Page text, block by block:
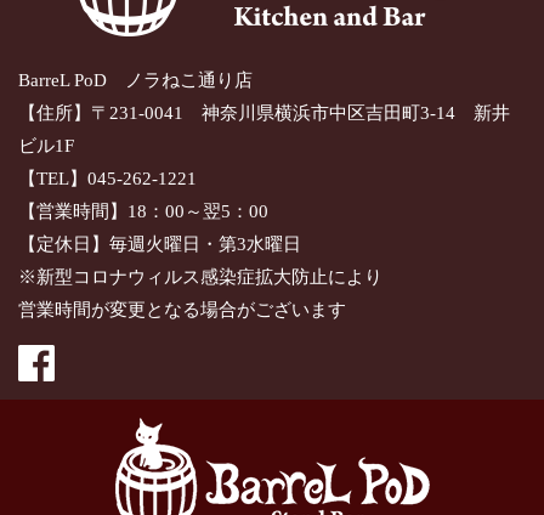
BarreL PoD ノラねこ通り店
【住所】〒231-0041 神奈川県横浜市中区吉田町3-14 新井
ビル1F
【TEL】045-262-1221
【営業時間】18：00～翌5：00
【定休日】毎週火曜日・第3水曜日
※新型コロナウィルス感染症拡大防止により
営業時間が変更となる場合がございます